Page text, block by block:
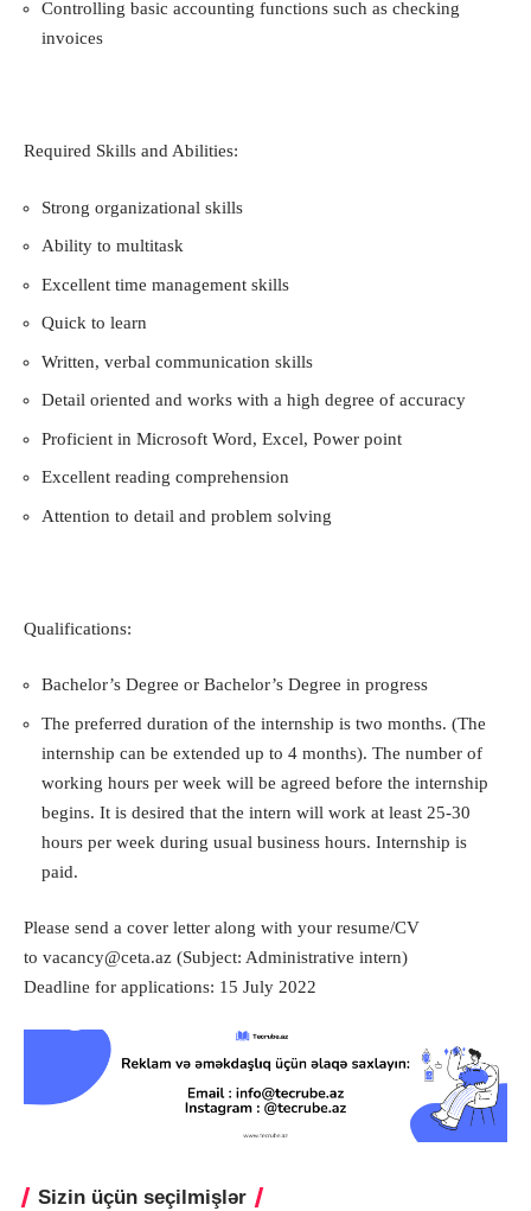
Controlling basic accounting functions such as checking
invoices
Required Skills and Abilities:
Strong organizational skills
Ability to multitask
Excellent time management skills
Quick to learn
Written, verbal communication skills
Detail oriented and works with a high degree of accuracy
Proficient in Microsoft Word, Excel, Power point
Excellent reading comprehension
Attention to detail and problem solving
Qualifications:
Bachelor’s Degree or Bachelor’s Degree in progress
The preferred duration of the internship is two months. (The
internship can be extended up to 4 months). The number of
working hours per week will be agreed before the internship
begins. It is desired that the intern will work at least 25-30
hours per week during usual business hours. Internship is
paid.
Please send a cover letter along with your resume/CV
to vacancy@ceta.az (Subject: Administrative intern)
Deadline for applications: 15 July 2022
Sizin üçün seçilmişlər